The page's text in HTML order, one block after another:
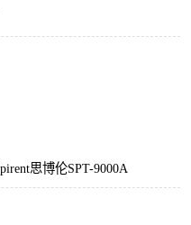
思博伦SPT-9000A